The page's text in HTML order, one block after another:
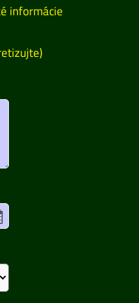
informácie